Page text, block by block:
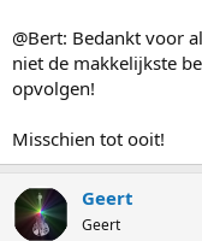
@Bert: Bedankt voor
niet de makkelijkste
opvolgen!
Misschien tot ooit!
Geert
Geert